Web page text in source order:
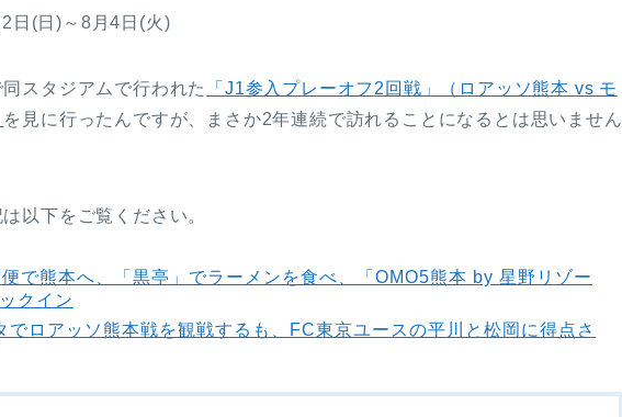
日(日)～8月4日(火)
スタジアムで行われた
「J1参入プレーオフ2回戦」（ロアッソ熊本 vs モ
を見に行ったんですが、まさか2年連続で訪れることになるとは思いません
以下をご覧ください。
で熊本へ、「黒亭」でラーメンを食べ、「OMO5熊本 by 星野リゾー
クイン
でロアッソ熊本戦を観戦するも、FC東京ユースの平川と松岡に得点さ